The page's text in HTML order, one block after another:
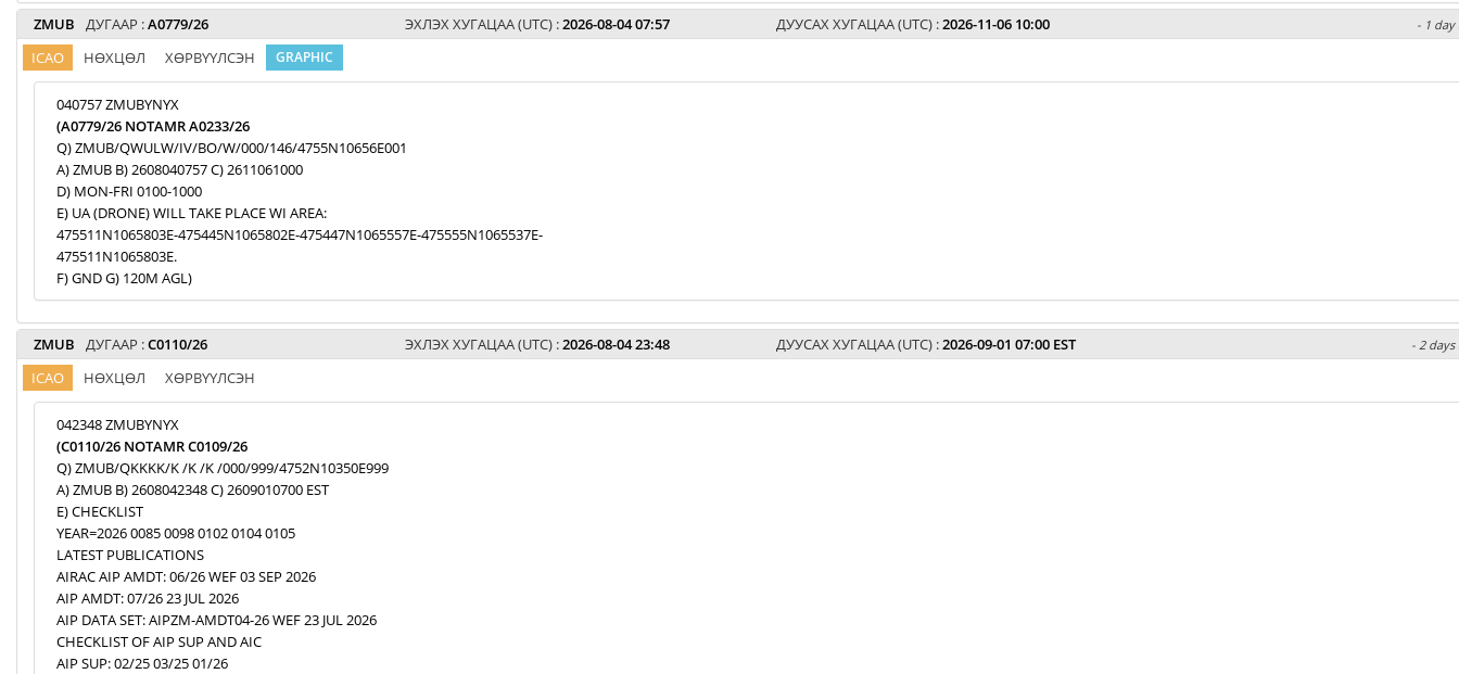
ZMUB ДУГААР :A0779/26 ЭХЛЭХ ХУГАЦАА (UTC) :2026-08-04 07:57 ДУУСАХ ХУГАЦАА (UTC) :2026-11-06 10:00 - 1 day
ICAO НӨХЦӨЛ ХӨРВҮҮЛСЭН GRAPHIC
040757 ZMUBYNYX
(A0779/26 NOTAMR A0233/26
Q) ZMUB/QWULW/IV/BO/W/000/146/4755N10656E001
A) ZMUB B) 2608040757 C) 2611061000
D) MON-FRI 0100-1000
E) UA (DRONE) WILL TAKE PLACE WI AREA:
475511N1065803E-475445N1065802E-475447N1065557E-475555N1065537E-
475511N1065803E.
F) GND G) 120M AGL)
ZMUB ДУГААР :C0110/26 ЭХЛЭХ ХУГАЦАА (UTC) :2026-08-04 23:48 ДУУСАХ ХУГАЦАА (UTC) :2026-09-01 07:00 EST - 2 days
ICAO НӨХЦӨЛ ХӨРВҮҮЛСЭН
042348 ZMUBYNYX
(C0110/26 NOTAMR C0109/26
Q) ZMUB/QKKKK/K /K /K /000/999/4752N10350E999
A) ZMUB B) 2608042348 C) 2609010700 EST
E) CHECKLIST
YEAR=2026 0085 0098 0102 0104 0105
LATEST PUBLICATIONS
AIRAC AIP AMDT: 06/26 WEF 03 SEP 2026
AIP AMDT: 07/26 23 JUL 2026
AIP DATA SET: AIPZM-AMDT04-26 WEF 23 JUL 2026
CHECKLIST OF AIP SUP AND AIC
AIP SUP: 02/25 03/25 01/26